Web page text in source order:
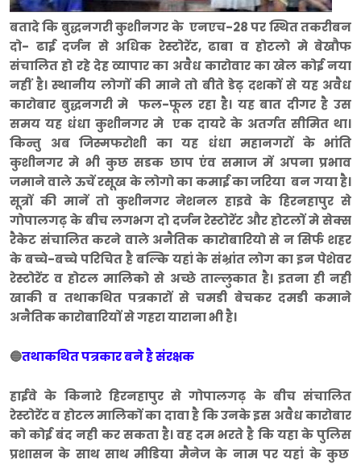
बतादे कि बुद्धनगरी कुशीनगर के एनएच-28 पर स्थित तकरीबन
दो- ढाई दर्जन से अधिक रेस्टोरेंट, ढाबा व होटलो मे बेखौफ
संचालित हो रहे देह व्यापार का अवैध कारोवार का खेल कोई नया
नहीं है। स्थानीय लोगों की माने तो बीते डेढ़ दशकों से यह अवैध
कारोबार बुद्धनगरी मे फल-फूल रहा है। यह बात दीगर है उस
समय यह धंधा कुशीनगर मे एक दायरे के अतर्गत सीमित था।
किन्तु अब जिस्मफरोशी का यह धंधा महानगरों के भांति
कुशीनगर मे भी कुछ सडक छाप एंव समाज में अपना प्रभाव
जमाने वाले ऊचें रसूख के लोगो का कमाई का जरिया बन गया है।
सूत्रों की मानें तो कुशीनगर नेशनल हाइवे के हिरनहापुर से
गोपालगढ़ के बीच लगभग दो दर्जन रेस्टोरेंट और होटलों मे सेक्स
रैकेट संचालित करने वाले अनैतिक कारोबारियो से न सिर्फ शहर
के बच्चे-बच्चे परिचित है बल्कि यहां के संभ्रांत लोग का इन पेशेवर
रेस्टोरेंट व होटल मालिको से अच्छे ताल्लुकात है। इतना ही नही
खाकी व तथाकथित पत्रकारों से चमडी बेचकर दमडी कमाने
अनैतिक कारोबारियों से गहरा याराना भी है।
🔵तथाकथित पत्रकार बने है संरक्षक
हाईवे के किनारे हिरनहापुर से गोपालगढ़ के बीच संचालित
रेस्टोरेंट व होटल मालिकों का दावा है कि उनके इस अवैध कारोबार
को कोई बंद नही कर सकता है। वह दम भरते है कि यहा के पुलिस
प्रशासन के साथ साथ मीडिया मैनेज के नाम पर यहां के कुछ